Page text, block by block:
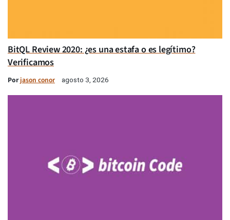
BitQL Review 2020: ¿es una estafa o es legítimo?
Verificamos
Porjason conor agosto 3, 2026